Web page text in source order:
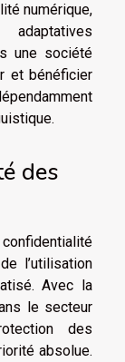
numérique,
une société
et bénéficier
des
l’utilisation
Avec la
le secteur
des
absolue.